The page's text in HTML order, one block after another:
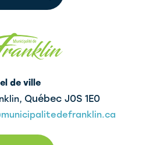
de ville
Québec J0S 1E0